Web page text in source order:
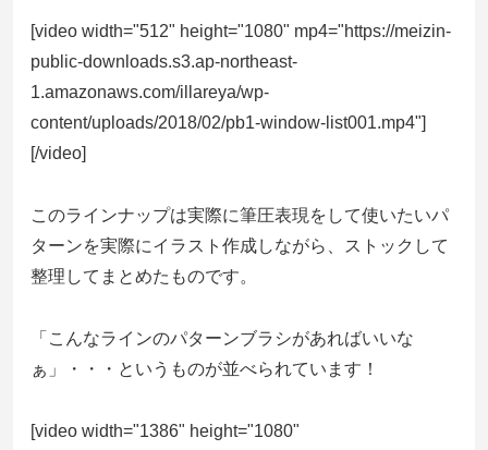
[video width="512" height="1080" mp4="https://meizin-
public-downloads.s3.ap-northeast-
1.amazonaws.com/illareya/wp-
content/uploads/2018/02/pb1-window-list001.mp4"]
[/video]
このラインナップは実際に筆圧表現をして使いたいパ
ターンを実際にイラスト作成しながら、ストックして
整理してまとめたものです。
「こんなラインのパターンブラシがあればいいな
ぁ」・・・というものが並べられています！
[video width="1386" height="1080"